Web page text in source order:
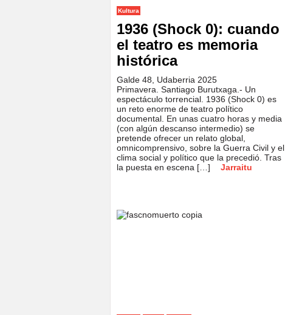
Kultura
1936 (Shock 0): cuando
el teatro es memoria
histórica
Galde 48, Udaberria 2025
Primavera. Santiago Burutxaga.- Un
espectáculo torrencial. 1936 (Shock 0) es
un reto enorme de teatro político
documental. En unas cuatro horas y media
(con algún descanso intermedio) se
pretende ofrecer un relato global,
omnicomprensivo, sobre la Guerra Civil y el
clima social y político que la precedió. Tras
la puesta en escena […]
Jarraitu